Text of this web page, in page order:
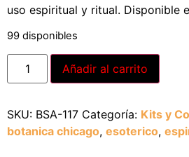
uso espiritual y ritual. Disponible
99 disponibles
Añadir al carrito
SKU: BSA-117 Categoría: Kits y
botanica chicago, esoterico,